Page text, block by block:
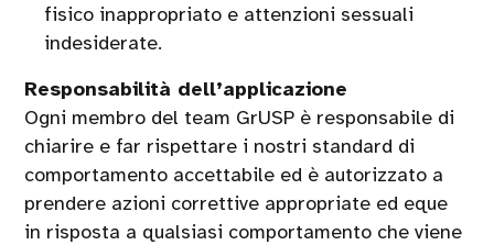
fisico inappropriato e attenzioni sessuali
indesiderate.
Responsabilità dell’applicazione
Ogni membro del team GrUSP è responsabile di
chiarire e far rispettare i nostri standard di
comportamento accettabile ed è autorizzato a
prendere azioni correttive appropriate ed eque
in risposta a qualsiasi comportamento che viene